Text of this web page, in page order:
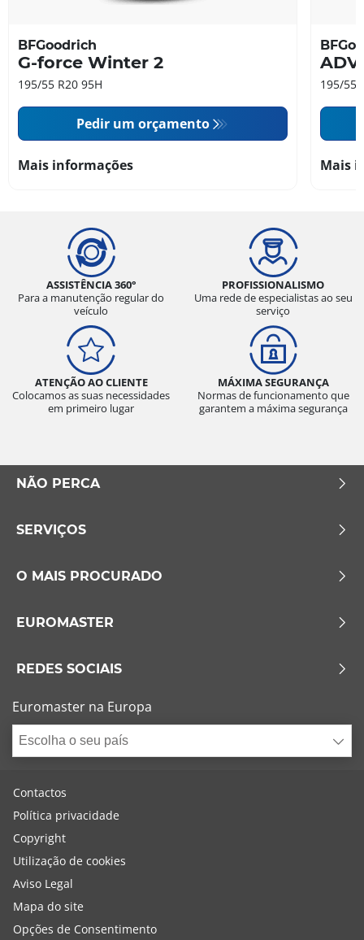
BFGoodrich
G-force Winter 2
195/55 R20 95H
Pedir um orçamento
Mais informações
195/55
Mais
ASSISTÊNCIA 360°
Para a manutenção regular do
veículo
PROFISSIONALISMO
Uma rede de especialistas ao seu
serviço
ATENÇÃO AO CLIENTE
Colocamos as suas necessidades
em primeiro lugar
MÁXIMA SEGURANÇA
Normas de funcionamento que
garantem a máxima segurança
NÃO PERCA
SERVIÇOS
O MAIS PROCURADO
EUROMASTER
REDES SOCIAIS
Euromaster na Europa
Escolha o seu país
Contactos
Política privacidade
Copyright
Utilização de cookies
Aviso Legal
Mapa do site
Opções de Consentimento